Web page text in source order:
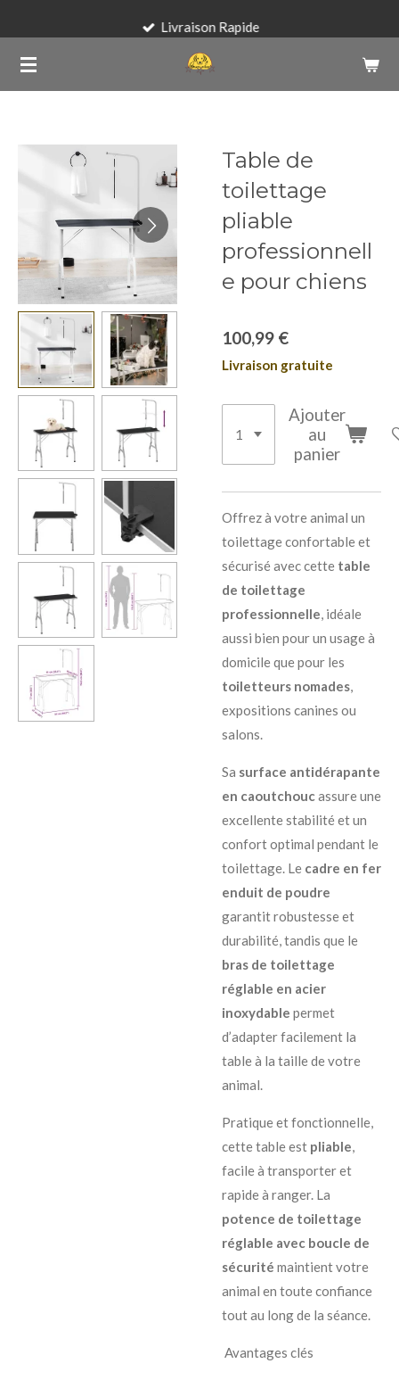
contenu
principal
Livraison Rapide
Table de
toilettage
pliable
professionnell
e pour chiens
100,99 €
Livraison gratuite
Ajouter
au
panier
Offrez à votre animal un
toilettage confortable et
sécurisé avec cette table
de toilettage
professionnelle, idéale
aussi bien pour un usage à
domicile que pour les
toiletteurs nomades,
expositions canines ou
salons.
Sa surface antidérapante
en caoutchoucassure une
excellente stabilité et un
confort optimal pendant le
toilettage. Le cadre en fer
enduit de poudre
garantit robustesse et
durabilité, tandis que le
bras de toilettage
réglable en acier
inoxydable permet
d’adapter facilement la
table à la taille de votre
animal.
Pratique et fonctionnelle,
cette table est pliable,
facile à transporter et
rapide à ranger. La
potence de toilettage
réglable avec boucle de
sécurité maintient votre
animal en toute confiance
tout au long de la séance.
Avantages clés